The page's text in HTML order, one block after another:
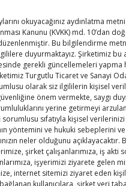
okuyacağınız aydınlatma metni
Kanunu (KVKK) md. 10’dan
Bu bilgilendirme
duyurmaktayız. Şirketimiz bu
gerekli güncellemeleri yapma
Turgutlu Ticaret ve Sanayi
olarak siz ilgililerin kişisel
önem vermekte, saygı
yerine getirmeyi
sıfatıyla kişisel verilerinizi
yöntemini ve hukuki sebeplerini ve
neler olduğunu
şirket çalışanlarımıza, iş akti
işyerimizi ziyarete gelen
internet sitemizi ziyaret eden
kullanıcılara, şirket veri
ziyaret etti
Afyonkarahisar
Yazılar